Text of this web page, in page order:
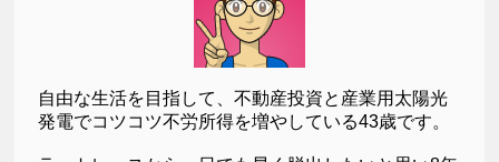
自由な生活を目指して、不動産投資と産業用太陽光
発電でコツコツ不労所得を増やしている43歳です。